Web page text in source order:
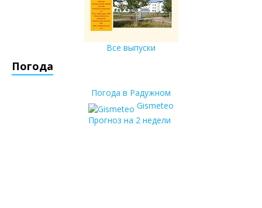
Все выпуски
Погода
Погода в Радужном
Gismeteo
Прогноз на 2 недели